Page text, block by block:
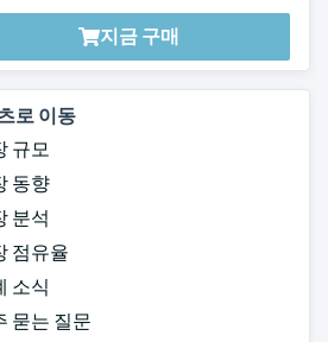
지금 구매
로 이동
규모
동향
분석
점유율
소식
묻는 질문